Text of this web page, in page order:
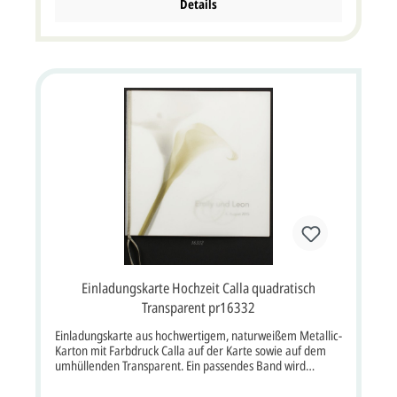
Details
Einladungskarte Hochzeit Calla quadratisch
Transparent pr16332
Einladungskarte aus hochwertigem, naturweißem Metallic-
Karton mit Farbdruck Calla auf der Karte sowie auf dem
umhüllenden Transparent. Ein passendes Band wird